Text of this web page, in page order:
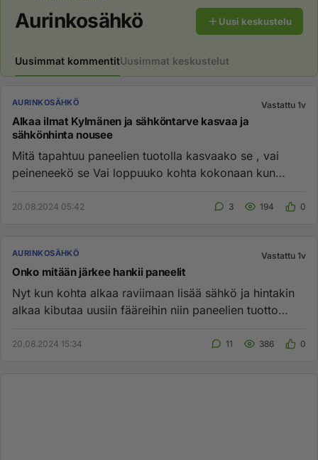
Aurinkosähkö Uusi keskustelu
Uusimmat kommentitUusimmat keskustelut
AURINKOSÄHKÖ Vastattu 1v
Alkaa ilmat Kylmänen ja sähköntarve kasvaa ja
sähkönhinta nousee
Mitä tapahtuu paneelien tuotolla kasvaako se , vai
peineneekö se Vai loppuuko kohta kokonaan kun
20.08.2024 05:42 3 194 0
AURINKOSÄHKÖ Vastattu 1v
Onko mitään järkee hankii paneelit
Nyt kun kohta alkaa raviimaan lisää sähkö ja hintakin
alkaa kibutaa uusiin fääreihin niin paneelien tuotto
20.08.2024 15:34 11 386 0